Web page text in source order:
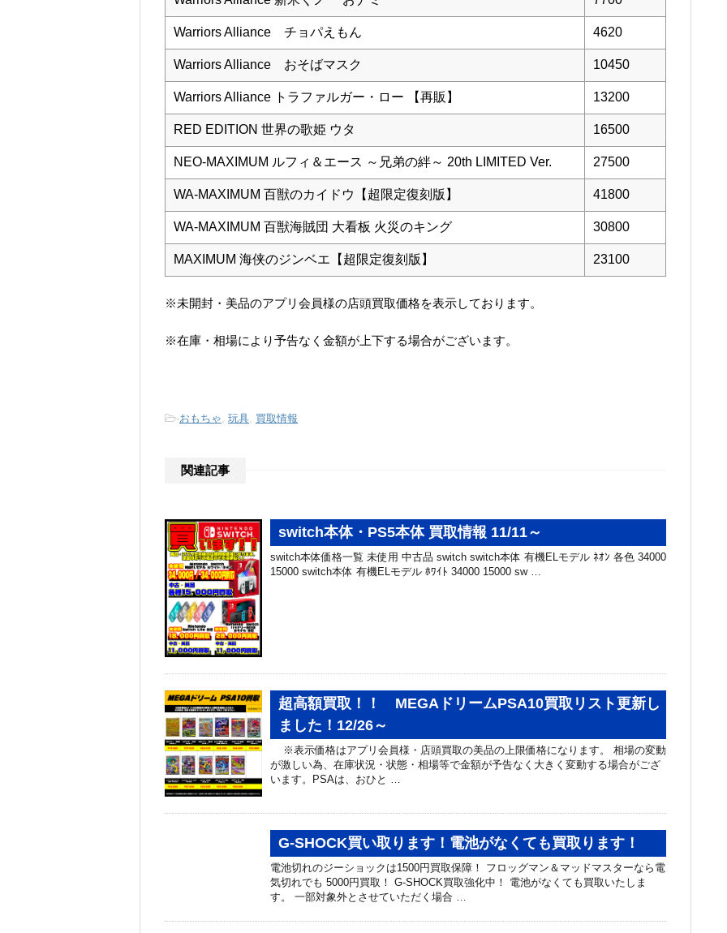
Warriors Alliance チョパえもん 4620
Warriors Alliance おそばマスク 10450
Warriors Alliance トラファルガー・ロー 【再販】 13200
RED EDITION 世界の歌姫 ウタ 16500
NEO-MAXIMUM ルフィ＆エース ～兄弟の絆～ 20th LIMITED Ver. 27500
WA-MAXIMUM 百獣のカイドウ【超限定復刻版】 41800
WA-MAXIMUM 百獣海賊団 大看板 火災のキング 30800
MAXIMUM 海侠のジンベエ【超限定復刻版】 23100
※未開封・美品のアプリ会員様の店頭買取価格を表示しております。
※在庫・相場により予告なく金額が上下する場合がございます。
-おもちゃ, 玩具, 買取情報
関連記事
switch本体・PS5本体 買取情報 11/11～
switch本体価格一覧 未使用 中古品 switch switch本体 有機ELモデル ﾈｵﾝ 各色 34000
15000 switch本体 有機ELモデル ﾎﾜｲﾄ 34000 15000 sw …
超高額買取！！ MEGAドリームPSA10買取リスト更新し
ました！12/26～
※表示価格はアプリ会員様・店頭買取の美品の上限価格になります。 相場の変動
が激しい為、在庫状況・状態・相場等で金額が予告なく大きく変動する場合がござ
います。PSAは、おひと …
G-SHOCK買い取ります！電池がなくても買取ります！
電池切れのジーショックは1500円買取保障！ フロッグマン＆マッドマスターなら電
気切れでも 5000円買取！ G-SHOCK買取強化中！ 電池がなくても買取いたしま
す。 一部対象外とさせていただく場合 …